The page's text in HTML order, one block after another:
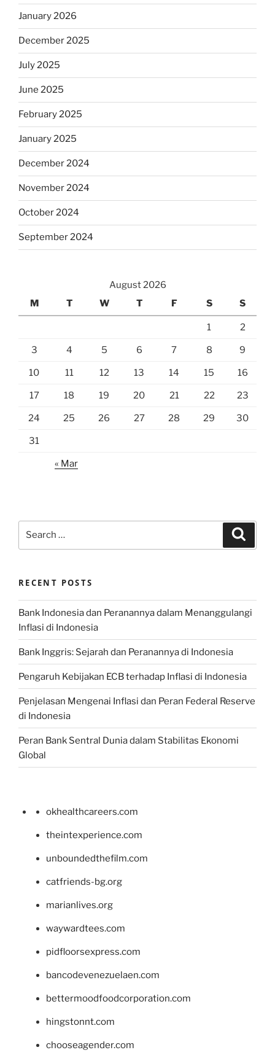
January 2026
December 2025
July 2025
June 2025
February 2025
January 2025
December 2024
November 2024
October 2024
September 2024
August 2026
M
T W T F S S
1 2
3 4 5 6 7 8 9
10 11 12 13 14 15 16
17 18 19 20 21 22 23
24 25 26 27 28 29 30
31
« Mar
RECENT POSTS
Bank Indonesia dan Peranannya dalam Menanggulangi
Inflasi di Indonesia
Bank Inggris: Sejarah dan Peranannya di Indonesia
Pengaruh Kebijakan ECB terhadap Inflasi di Indonesia
Penjelasan Mengenai Inflasi dan Peran Federal Reserve
di Indonesia
Peran Bank Sentral Dunia dalam Stabilitas Ekonomi
Global
okhealthcareers.com
theintexperience.com
unboundedthefilm.com
catfriends-bg.org
marianlives.org
waywardtees.com
pidfloorsexpress.com
bancodevenezuelaen.com
bettermoodfoodcorporation.com
hingstonnt.com
chooseagender.com